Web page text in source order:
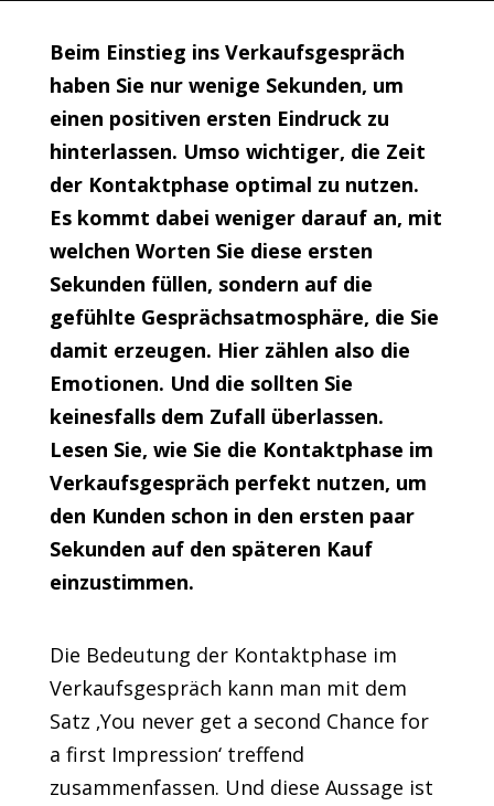
Beim Einstieg ins Verkaufsgespräch
haben Sie nur wenige Sekunden, um
einen positiven ersten Eindruck zu
hinterlassen. Umso wichtiger, die Zeit
der Kontaktphase optimal zu nutzen.
Es kommt dabei weniger darauf an, mit
welchen Worten Sie diese ersten
Sekunden füllen, sondern auf die
gefühlte Gesprächsatmosphäre, die Sie
damit erzeugen. Hier zählen also die
Emotionen. Und die sollten Sie
keinesfalls dem Zufall überlassen.
Lesen Sie, wie Sie die Kontaktphase im
Verkaufsgespräch perfekt nutzen, um
den Kunden schon in den ersten paar
Sekunden auf den späteren Kauf
einzustimmen.
Die Bedeutung der Kontaktphase im
Verkaufsgespräch kann man mit dem
Satz ‚You never get a second Chance for
a first Impression‘ treffend
zusammenfassen. Und diese Aussage ist